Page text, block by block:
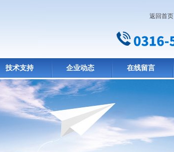
返回首页
技术支持 企业动态 在线留言